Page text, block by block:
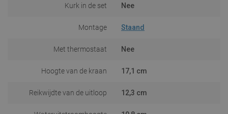
Kurk in de set Nee
Montage Staand
Met thermostaat Nee
Hoogte van de kraan 17,1 cm
Reikwijdte van de uitloop 12,3 cm